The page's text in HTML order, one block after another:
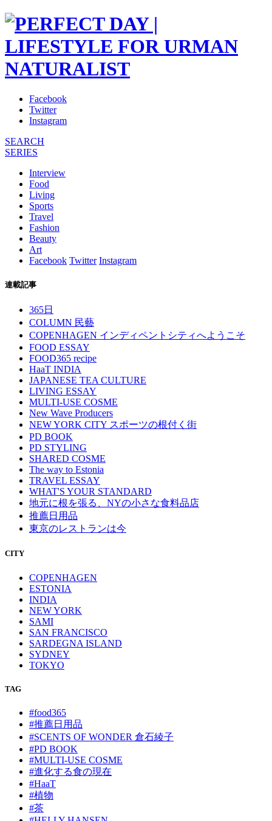
Facebook
Twitter
Instagram
SEARCH
SERIES
Interview
Food
Living
Sports
Travel
Fashion
Beauty
Art
Facebook Twitter Instagram
連載記事
365日
COLUMN 民藝
COPENHAGEN インディペントシティへようこそ
FOOD ESSAY
FOOD365 recipe
HaaT INDIA
JAPANESE TEA CULTURE
LIVING ESSAY
MULTI-USE COSME
New Wave Producers
NEW YORK CITY スポーツの根付く街
PD BOOK
PD STYLING
SHARED COSME
The way to Estonia
TRAVEL ESSAY
WHAT'S YOUR STANDARD
地元に根を張る、NYの小さな食料品店
推薦日用品
東京のレストランは今
CITY
COPENHAGEN
ESTONIA
INDIA
NEW YORK
SAMI
SAN FRANCISCO
SARDEGNA ISLAND
SYDNEY
TOKYO
TAG
#food365
#推薦日用品
#SCENTS OF WONDER 倉石綾子
#PD BOOK
#MULTI-USE COSME
#進化する食の現在
#HaaT
#植物
#茶